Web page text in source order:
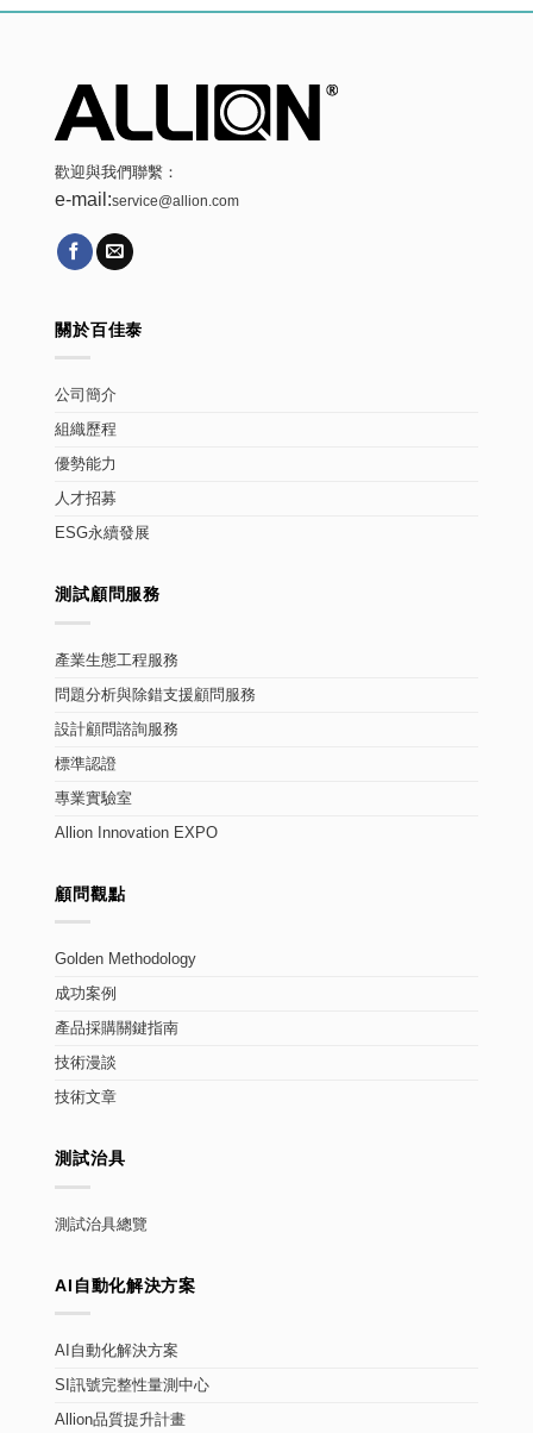
歡迎與我們聯繫：
e-mail:service@allion.com
關於百佳泰
公司簡介
組織歷程
優勢能力
人才招募
ESG永續發展
測試顧問服務
產業生態工程服務
問題分析與除錯支援顧問服務
設計顧問諮詢服務
標準認證
專業實驗室
Allion Innovation EXPO
顧問觀點
Golden Methodology
成功案例
產品採購關鍵指南
技術漫談
技術文章
測試治具
測試治具總覽
AI自動化解決方案
AI自動化解決方案
SI訊號完整性量測中心
Allion品質提升計畫